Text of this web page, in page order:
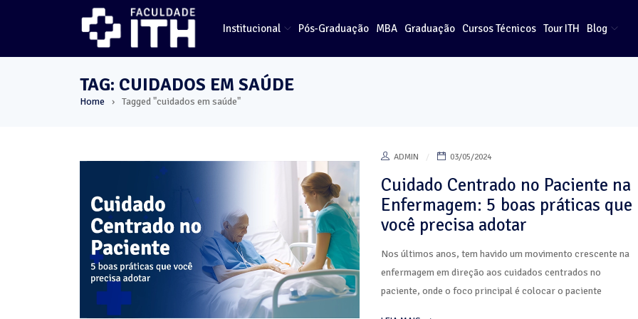
Institucional Pós-Graduação MBA Graduação Cursos Técnicos Tour ITH Blog
TAG: CUIDADOS EM SAÚDE
Home › Tagged "cuidados em saúde"
ADMIN 03/05/2024
Cuidado Centrado no Paciente na
Enfermagem: 5 boas práticas que
você precisa adotar
Nos últimos anos, tem havido um movimento crescente na
enfermagem em direção aos cuidados centrados no
paciente, onde o foco principal é colocar o paciente